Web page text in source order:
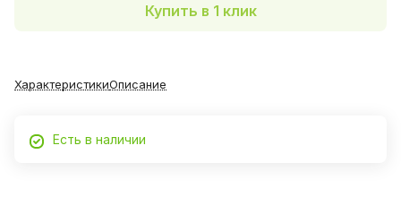
Купить в 1 клик
ХарактеристикиОписание
Есть в наличии